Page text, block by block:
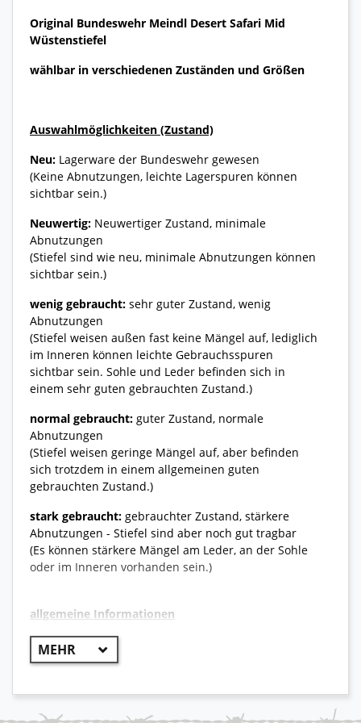
Original Bundeswehr Meindl Desert Safari Mid
Wüstenstiefel
wählbar in verschiedenen Zuständen und Größen
Auswahlmöglichkeiten (Zustand)
Neu: Lagerware der Bundeswehr gewesen
(Keine Abnutzungen, leichte Lagerspuren können
sichtbar sein.)
Neuwertig: Neuwertiger Zustand, minimale
Abnutzungen
(Stiefel sind wie neu, minimale Abnutzungen können
sichtbar sein.)
wenig gebraucht: sehr guter Zustand, wenig
Abnutzungen
(Stiefel weisen außen fast keine Mängel auf, lediglich
im Inneren können leichte Gebrauchsspuren
sichtbar sein. Sohle und Leder befinden sich in
einem sehr guten gebrauchten Zustand.)
normal gebraucht: guter Zustand, normale
Abnutzungen
(Stiefel weisen geringe Mängel auf, aber befinden
sich trotzdem in einem allgemeinen guten
gebrauchten Zustand.)
stark gebraucht: gebrauchter Zustand, stärkere
Abnutzungen - Stiefel sind aber noch gut tragbar
(Es können stärkere Mängel am Leder, an der Sohle
oder im Inneren vorhanden sein.)
allgemeine Informationen
++ Original Bundeswehr ++